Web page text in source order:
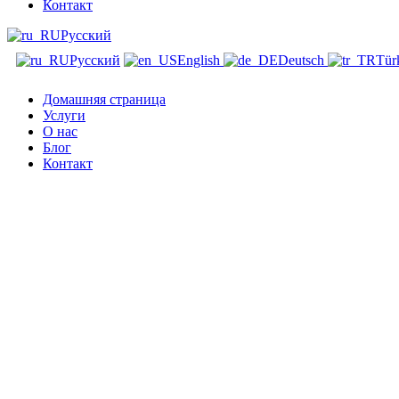
Контакт
Русский
Русский
English Deutsch
Домашняя страница
Услуги
О нас
Блог
Контакт